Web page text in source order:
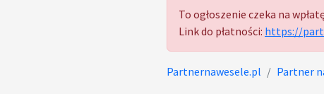
To ogłoszenie czeka na
Link do płatności: https://
Partnernawesele.pl Partner